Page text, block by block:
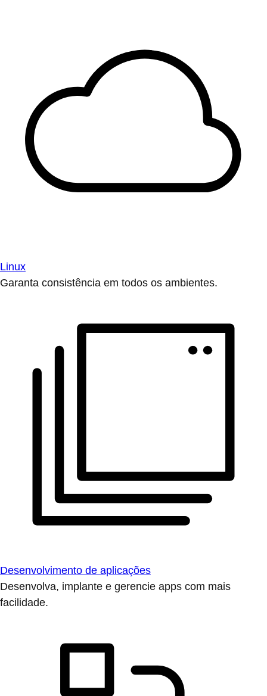
Linux
Garanta consistência em todos os ambientes.
Desenvolvimento de aplicações
Desenvolva, implante e gerencie apps com mais
facilidade.